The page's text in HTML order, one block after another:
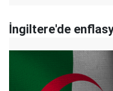
İngiltere'de